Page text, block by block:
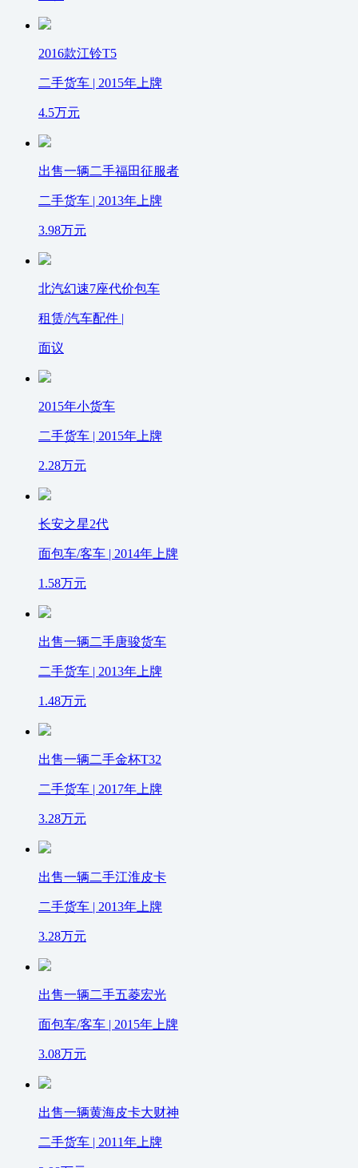
2016款江铃T5
二手货车 | 2015年上牌
4.5万元
出售一辆二手福田征服者
二手货车 | 2013年上牌
3.98万元
北汽幻速7座代价包车
租赁/汽车配件 |
面议
2015年小货车
二手货车 | 2015年上牌
2.28万元
长安之星2代
面包车/客车 | 2014年上牌
1.58万元
出售一辆二手唐骏货车
二手货车 | 2013年上牌
1.48万元
出售一辆二手金杯T32
二手货车 | 2017年上牌
3.28万元
出售一辆二手江淮皮卡
二手货车 | 2013年上牌
3.28万元
出售一辆二手五菱宏光
面包车/客车 | 2015年上牌
3.08万元
出售一辆黄海皮卡大财神
二手货车 | 2011年上牌